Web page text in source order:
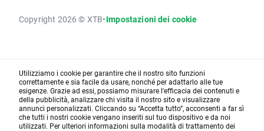
Copyright 2026 © XTB•Impostazioni dei cookie
Utilizziamo i cookie per garantire che il nostro sito funzioni
correttamente e sia facile da usare, nonché per adattarlo alle tue
esigenze. Grazie ad essi, possiamo misurare l'efficacia dei contenuti e
della pubblicità, analizzare chi visita il nostro sito e visualizzare
annunci personalizzati. Cliccando su “Accetta tutto”, acconsenti a far sì
che tutti i nostri cookie vengano inseriti sul tuo dispositivo e da noi
utilizzati. Per ulteriori informazioni sulla modalità di trattamento dei